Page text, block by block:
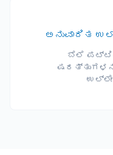
ಅನುವಾದಿತ
ಬೆಲೆ